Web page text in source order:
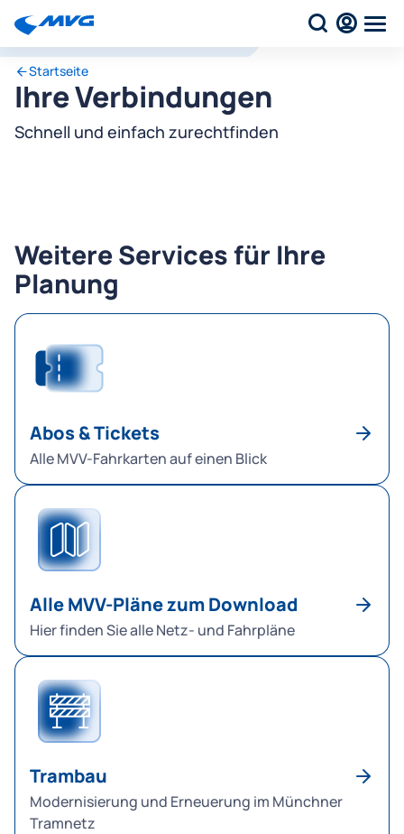
Startseite
Ihre Verbindungen
Schnell und einfach zurechtfinden
Weitere Services für Ihre
Planung
Abos & Tickets
Alle MVV-Fahrkarten auf einen Blick
Alle MVV-Pläne zum Download
Hier finden Sie alle Netz- und Fahrpläne
Trambau
Modernisierung und Erneuerung im Münchner
Tramnetz